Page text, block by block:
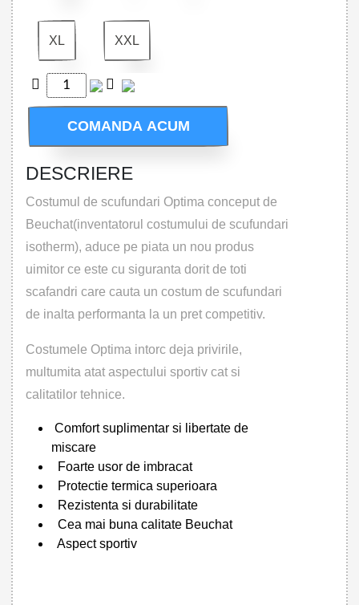
XL XXL
COMANDA ACUM
DESCRIERE
Costumul de scufundari Optima conceput de
Beuchat(inventatorul costumului de scufundari
isotherm), aduce pe piata un nou produs
uimitor ce este cu siguranta dorit de toti
scafandri care cauta un costum de scufundari
de inalta performanta la un pret competitiv.
Costumele Optima intorc deja privirile,
multumita atat aspectului sportiv cat si
calitatilor tehnice.
Comfort suplimentar si libertate de
miscare
Foarte usor de imbracat
Protectie termica superioara
Rezistenta si durabilitate
Cea mai buna calitate Beuchat
Aspect sportiv